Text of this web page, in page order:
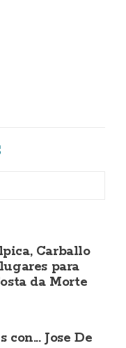
Carballo
para
da Morte
Jose De